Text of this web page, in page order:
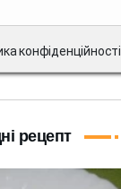
конфіденційності
рецепт